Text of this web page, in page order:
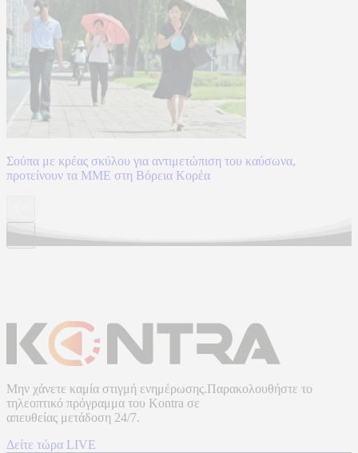
Σούπα με κρέας σκύλου για αντιμετώπιση του καύσωνα,
προτείνουν τα ΜΜΕ στη Βόρεια Κορέα
Μην χάνετε καμία στιγμή ενημέρωσης.Παρακολουθήστε το
τηλεοπτικό πρόγραμμα του Kontra σε
απευθείας μετάδοση 24/7.
Δείτε τώρα LIVE